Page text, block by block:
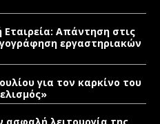
Εταιρεία: Απάντηση στις
εργαστηριακών
για τον καρκίνο του
λειτουργία της